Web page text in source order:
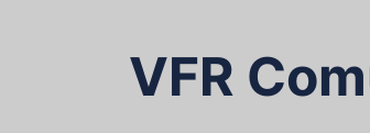
VFR